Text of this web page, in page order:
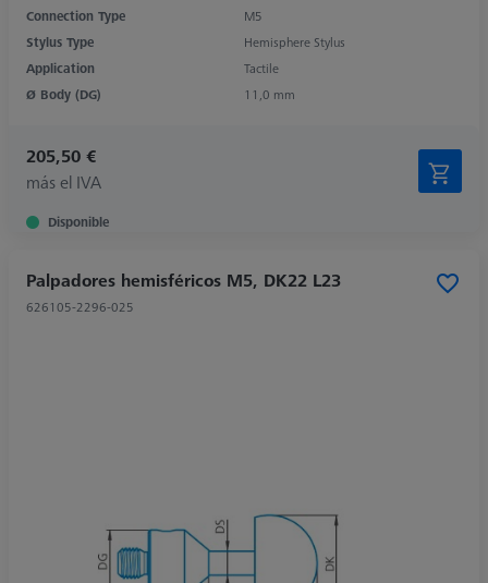
Connection Type
M5
Stylus Type
Hemisphere Stylus
Application
Tactile
Ø Body (DG)
11,0 mm
205,50 €
más el IVA
Disponible
Palpadores hemisféricos M5, DK22 L23
626105-2296-025